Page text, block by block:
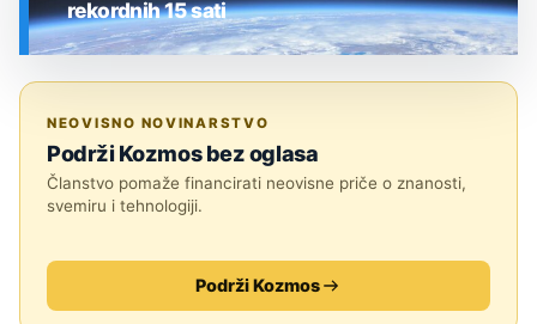
rekordnih 15 sati
NEOVISNO NOVINARSTVO
Podrži Kozmos bez oglasa
Članstvo pomaže financirati neovisne priče o znanosti,
svemiru i tehnologiji.
Podrži Kozmos